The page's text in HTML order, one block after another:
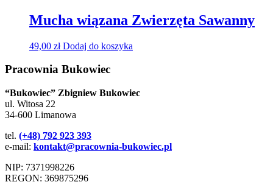
Mucha wiązana Zwierzęta Sawanny
49,00 zł Dodaj do koszyka
Pracownia Bukowiec
“Bukowiec” Zbigniew Bukowiec
ul. Witosa 22
34-600 Limanowa
tel. (+48) 792 923 393
e-mail: kontakt@pracownia-bukowiec.pl
NIP: 7371998226
REGON: 369875296